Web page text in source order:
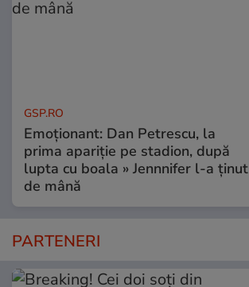
GSP.RO
Emoționant: Dan Petrescu, la
prima apariție pe stadion, după
lupta cu boala » Jennnifer l-a ținut
de mână
PARTENERI